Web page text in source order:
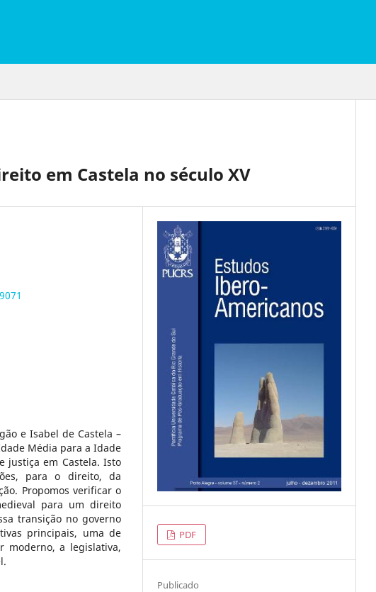
em Castela no século XV
e Isabel de Castela –
Média para a Idade
justiça em Castela. Isto
para o direito, da
Propomos verificar o
para um direito
transição no governo
principais, uma de
moderno, a legislativa,
PDF
Publicado